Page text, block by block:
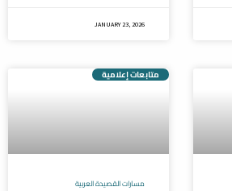
JANUARY 23, 2026
متابعات إعلامية
مسارات القصيدة العربية